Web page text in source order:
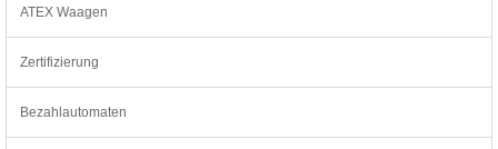
ATEX Waagen
Zertifizierung
Bezahlautomaten